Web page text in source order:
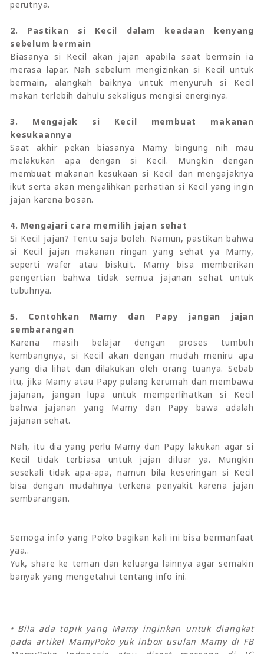
perutnya.
2. Pastikan si Kecil dalam keadaan kenyang
sebelum bermain
Biasanya si Kecil akan jajan apabila saat bermain ia
merasa lapar. Nah sebelum mengizinkan si Kecil untuk
bermain, alangkah baiknya untuk menyuruh si Kecil
makan terlebih dahulu sekaligus mengisi energinya.
3. Mengajak si Kecil membuat makanan
kesukaannya
Saat akhir pekan biasanya Mamy bingung nih mau
melakukan apa dengan si Kecil. Mungkin dengan
membuat makanan kesukaan si Kecil dan mengajaknya
ikut serta akan mengalihkan perhatian si Kecil yang ingin
jajan karena bosan.
4. Mengajari cara memilih jajan sehat
Si Kecil jajan? Tentu saja boleh. Namun, pastikan bahwa
si Kecil jajan makanan ringan yang sehat ya Mamy,
seperti wafer atau biskuit. Mamy bisa memberikan
pengertian bahwa tidak semua jajanan sehat untuk
tubuhnya.
5. Contohkan Mamy dan Papy jangan jajan
sembarangan
Karena masih belajar dengan proses tumbuh
kembangnya, si Kecil akan dengan mudah meniru apa
yang dia lihat dan dilakukan oleh orang tuanya. Sebab
itu, jika Mamy atau Papy pulang kerumah dan membawa
jajanan, jangan lupa untuk memperlihatkan si Kecil
bahwa jajanan yang Mamy dan Papy bawa adalah
jajanan sehat.
Nah, itu dia yang perlu Mamy dan Papy lakukan agar si
Kecil tidak terbiasa untuk jajan diluar ya. Mungkin
sesekali tidak apa-apa, namun bila keseringan si Kecil
bisa dengan mudahnya terkena penyakit karena jajan
sembarangan.
Semoga info yang Poko bagikan kali ini bisa bermanfaat
yaa..
Yuk, share ke teman dan keluarga lainnya agar semakin
banyak yang mengetahui tentang info ini.
• Bila ada topik yang Mamy inginkan untuk diangkat
pada artikel MamyPoko yuk inbox usulan Mamy di FB